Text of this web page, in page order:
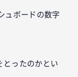
ュボードの数字
とったのかとい